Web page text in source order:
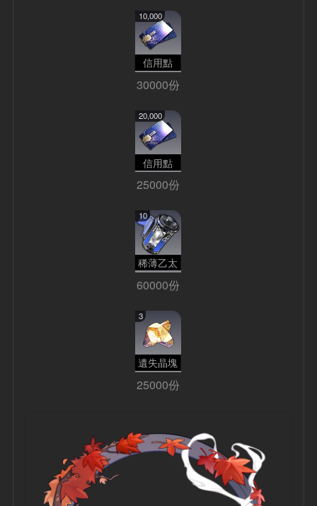
10,000
信用點
30000份
20,000
信用點
25000份
10
稀薄乙太
60000份
3
遺失晶塊
25000份